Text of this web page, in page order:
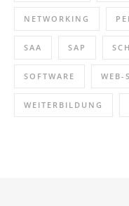
NETWORKING
SAA SAP
SOFTWARE WEB-
WEITERBILDUNG